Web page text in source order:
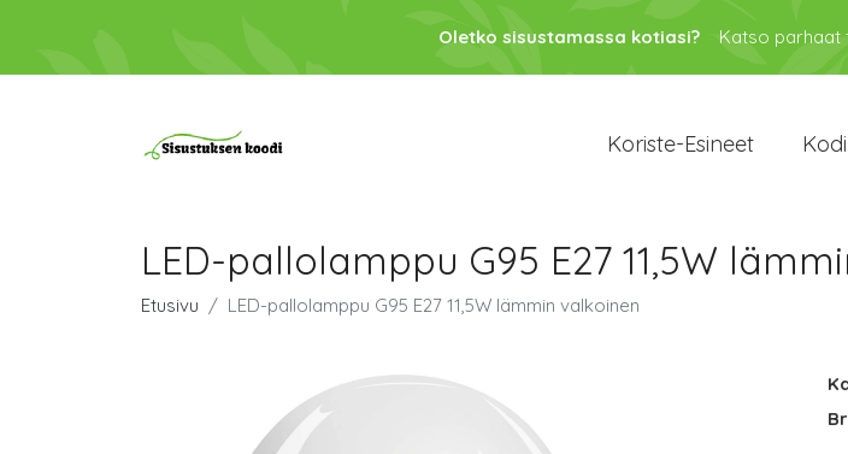
Oletko sisustamassa kotiasi? Katso parhaat
Koriste-Esineet
LED-pallolamppu G95 E27 11,5W
Etusivu LED-pallolamppu G95 E27 11,5W lämmin valkoinen